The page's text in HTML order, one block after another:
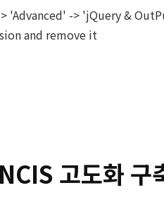
'Advanced' -> 'jQuery &
and remove it
고도화